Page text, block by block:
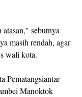
sebutnya
masih rendah, agar
wali kota.
Pematangsiantar
Manoktok